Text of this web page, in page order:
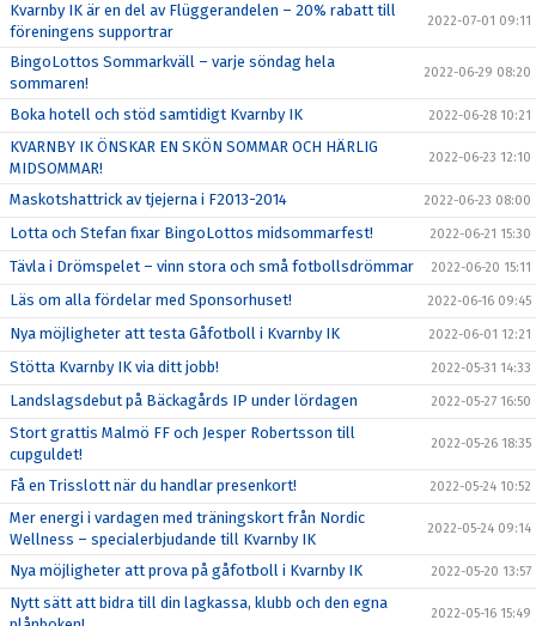
Kvarnby IK är en del av Flüggerandelen – 20% rabatt till
föreningens supportrar
2022-07-01 09:11
BingoLottos Sommarkväll – varje söndag hela
sommaren!
2022-06-29 08:20
Boka hotell och stöd samtidigt Kvarnby IK 2022-06-28 10:21
KVARNBY IK ÖNSKAR EN SKÖN SOMMAR OCH HÄRLIG
MIDSOMMAR!
2022-06-23 12:10
Maskotshattrick av tjejerna i F2013-2014 2022-06-23 08:00
Lotta och Stefan fixar BingoLottos midsommarfest! 2022-06-21 15:30
Tävla i Drömspelet – vinn stora och små fotbollsdrömmar 2022-06-20 15:11
Läs om alla fördelar med Sponsorhuset! 2022-06-16 09:45
Nya möjligheter att testa Gåfotboll i Kvarnby IK 2022-06-01 12:21
Stötta Kvarnby IK via ditt jobb! 2022-05-31 14:33
Landslagsdebut på Bäckagårds IP under lördagen 2022-05-27 16:50
Stort grattis Malmö FF och Jesper Robertsson till
cupguldet!
2022-05-26 18:35
Få en Trisslott när du handlar presenkort! 2022-05-24 10:52
Mer energi i vardagen med träningskort från Nordic
Wellness – specialerbjudande till Kvarnby IK
2022-05-24 09:14
Nya möjligheter att prova på gåfotboll i Kvarnby IK 2022-05-20 13:57
Nytt sätt att bidra till din lagkassa, klubb och den egna
2022-05-16 15:49